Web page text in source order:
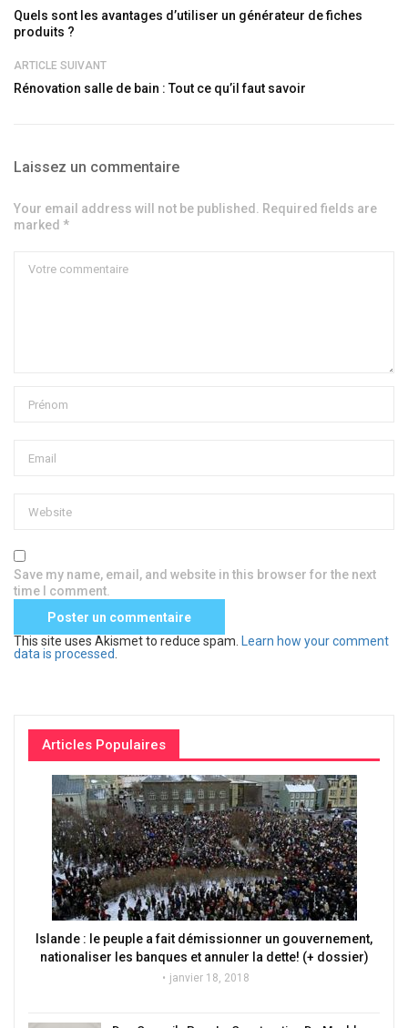
Quels sont les avantages d’utiliser un générateur de fiches
produits ?
ARTICLE SUIVANT
Rénovation salle de bain : Tout ce qu’il faut savoir
Laissez un commentaire
Your email address will not be published. Required fields are
marked *
Save my name, email, and website in this browser for the next
time I comment.
This site uses Akismet to reduce spam.
Learn how your comment
data is processed
Articles Populaires
Islande : le peuple a fait démissionner un gouvernement,
nationaliser les banques et annuler la dette! (+ dossier)
janvier 18, 2018